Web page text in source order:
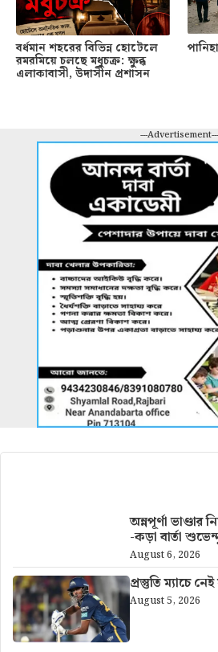
বর্ধমান শহরের বিভিন্ন হোটেলে
রমরমিয়ে চলছে মধুচক্র: ক্ষুব্ধ
এলাকাবাসী, উদাসীন প্রশাসন
---Advertisement---
অন্নপূর্ণা ভাণ্ডার
-কড়া বার্তা
August 6, 2026
প্রস্তুতি ম্যাচে
August 5, 2026